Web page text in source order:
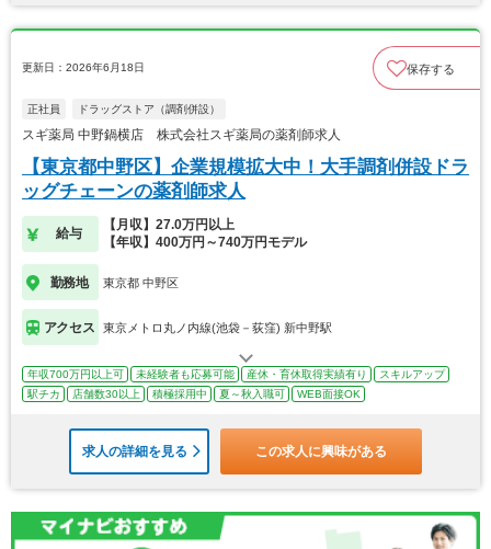
更新日：2026年6月18日 保存する
正社員 ドラッグストア（調剤併設）
スギ薬局 中野鍋横店 株式会社スギ薬局の薬剤師求人
【東京都中野区】企業規模拡大中！大手調剤併設ドラ
ッグチェーンの薬剤師求人
給与
【月収】27.0万円以上
【年収】400万円～740万円モデル
勤務地 東京都 中野区
アクセス 東京メトロ丸ノ内線(池袋－荻窪) 新中野駅
年収700万円以上可 未経験者も応募可能 産休・育休取得実績有り
スキルアップ
駅チカ
店舗数30以上 積極採用中 夏～秋入職可 WEB面接OK
求人の詳細を見る この求人に興味がある